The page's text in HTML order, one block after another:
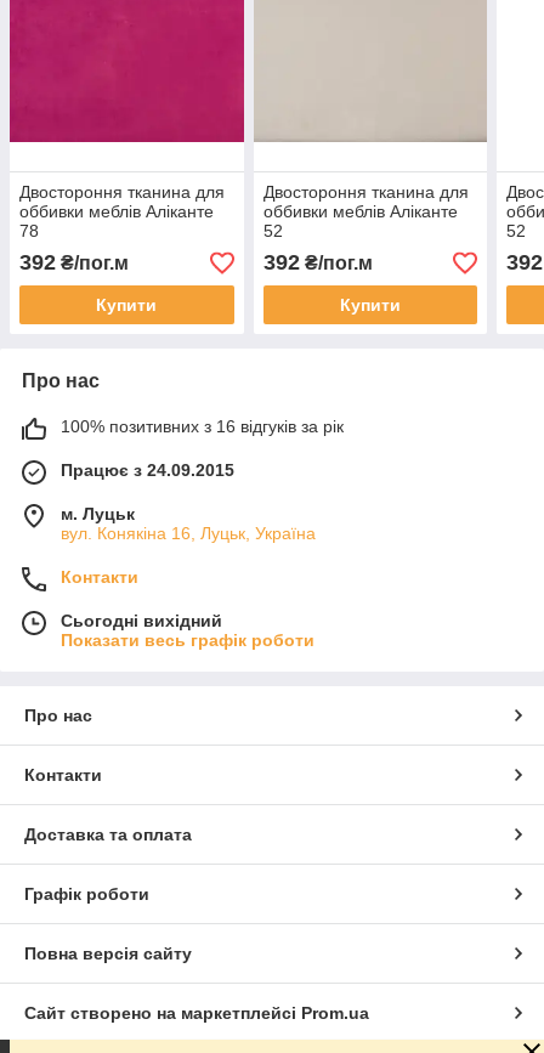
Двостороння тканина для
оббивки меблів Аліканте
78
392 ₴/пог.м
Купити
Двостороння тканина для
оббивки меблів Аліканте
52
392₴/пог.м
Купити
52
392
Про нас
100% позитивних з 16 відгуків за рік
Працює з 24.09.2015
м. Луцьк
вул. Конякіна 16, Луцьк, Україна
Контакти
Сьогодні вихідний
Показати весь графік роботи
Про нас
Контакти
Доставка та оплата
Графік роботи
Повна версія сайту
Сайт створено на маркетплейсі Prom.ua